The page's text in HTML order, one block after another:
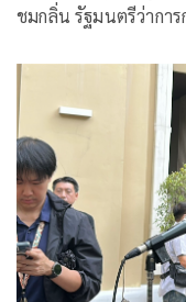
ชมกลิ่น รัฐมนตรีว่ากา